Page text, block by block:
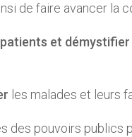
de faire avancer la
et démystifier
les malades et leurs
des pouvoirs publics